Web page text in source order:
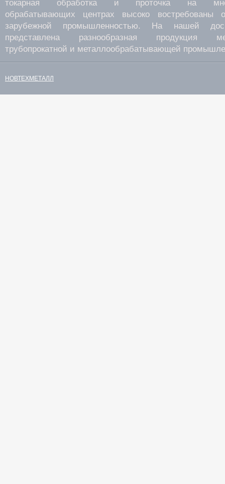
токарная обработка и проточка на
обрабатывающих центрах высоко востребованы
зарубежной промышленностью. На нашей
представлена разнообразная продукция
трубопрокатной и металлообрабатывающей
НОВТЕХМЕТАЛЛ